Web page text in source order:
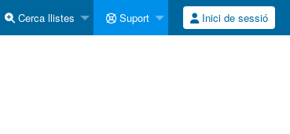
Cerca llistes Suport Inici de sessió